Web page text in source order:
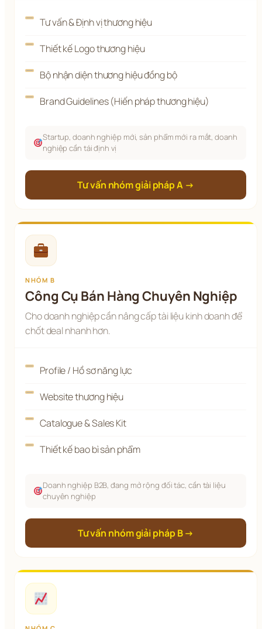
Tư vấn & Định vị thương hiệu
Thiết kế Logo thương hiệu
Bộ nhận diện thương hiệu đồng bộ
Brand Guidelines (Hiến pháp thương hiệu)
Startup, doanh nghiệp mới, sản phẩm mới ra mắt, doanh
nghiệp cần tái định vị
Tư vấn nhóm giải pháp A →
NHÓM B
Công Cụ Bán Hàng Chuyên Nghiệp
Cho doanh nghiệp cần nâng cấp tài liệu kinh doanh để
chốt deal nhanh hơn.
Profile / Hồ sơ năng lực
Website thương hiệu
Catalogue & Sales Kit
Thiết kế bao bì sản phẩm
Doanh nghiệp B2B, đang mở rộng đối tác, cần tài liệu
chuyên nghiệp
Tư vấn nhóm giải pháp B →